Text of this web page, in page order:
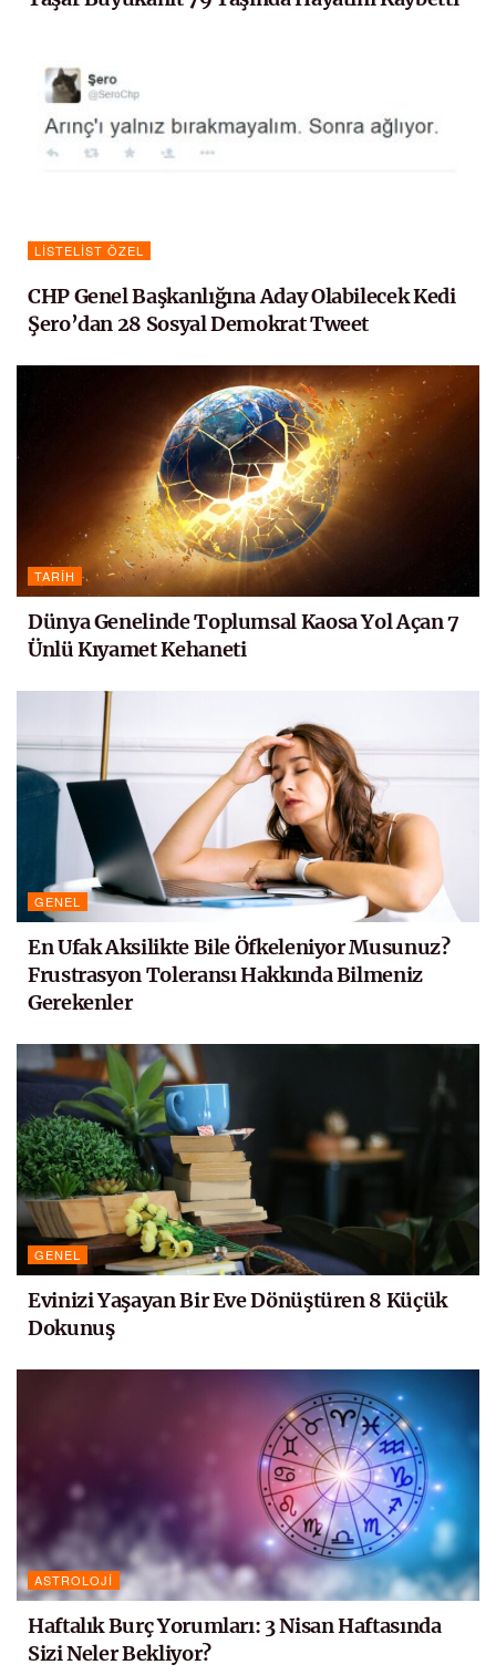
LISTELIST ÖZEL
CHP Genel Başkanlığına Aday Olabilecek Kedi
Şero’dan 28 Sosyal Demokrat Tweet
TARIH
Dünya Genelinde Toplumsal Kaosa Yol Açan 7
Ünlü Kıyamet Kehaneti
GENEL
En Ufak Aksilikte Bile Öfkeleniyor Musunuz?
Frustrasyon Toleransı Hakkında Bilmeniz
Gerekenler
GENEL
Evinizi Yaşayan Bir Eve Dönüştüren 8 Küçük
Dokunuş
ASTROLOJI
Haftalık Burç Yorumları: 3 Nisan Haftasında
Sizi Neler Bekliyor?